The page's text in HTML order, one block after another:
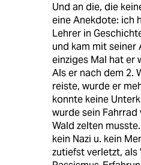
Und an die, die
eine Anekdote: ich
Lehrer in
und kam mit seiner
einziges Mal hat er
Als er nach dem 2.
reiste, wurde er
konnte keine
wurde sein
Wald zelten
kein Nazi u. kein
zutiefst verletzt, als